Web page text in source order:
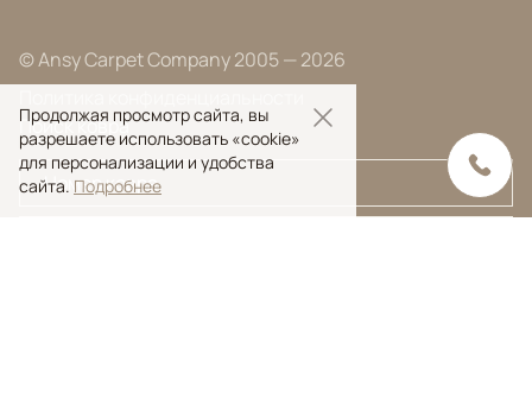
© Ansy Carpet Company 2005 — 2026
Поиск ковра
Продолжая просмотр сайта, вы
разрешаете использовать «cookie»
для персонализации и удобства
сайта. Подробнее